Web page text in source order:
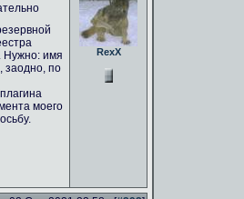
Нужно: имя
заодно, по
моего
RexX